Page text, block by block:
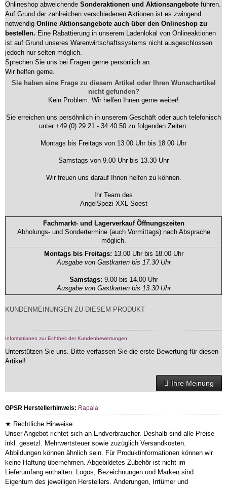
Onlineshop abweichende Sonderaktionen und Aktionsangebote führen.
Auf Grund der zahlreichen verschiedenen Aktionen ist es zwingend
notwendig Online Aktionsangebote auch über den Onlineshop zu
bestellen. Eine Rabattierung in unserem Ladenlokal von Onlineaktionen
ist auf Grund unseres Warenwirtschaftssystems nicht ausgeschlossen
jedoch nur selten möglich.
Sprechen Sie uns bei Fragen gerne persönlich an.
Wir helfen gerne.
Sie haben eine Frage zu diesem Artikel oder Ihren Wunschartikel
nicht gefunden?
Kein Problem. Wir helfen Ihnen gerne weiter!
Sie erreichen uns persöhnlich in unserem Geschäft oder auch telefonisch
unter +49 (0) 29 21 - 34 40 50 zu folgenden Zeiten:
Montags bis Freitags von 13.00 Uhr bis 18.00 Uhr
Samstags von 9.00 Uhr bis 13.30 Uhr
Wir freuen uns darauf Ihnen helfen zu können.
Ihr Team des
AngelSpezi XXL Soest
Fachmarkt- und Lagerverkauf Öffnungszeiten
Abholungs- und Sondertermine (auch Vormittags) nach Absprache
möglich.
Montags bis Freitags: 13.00 Uhr bis 18.00 Uhr
Ausgabe von Gastkarten bis 17.30 Uhr
Samstags: 9.00 bis 14.00 Uhr
Ausgabe von Gastkarten bis 13.30 Uhr
KUNDENMEINUNGEN ZU DIESEM PRODUKT
Informationen zur Echtheit der Kundenbewertungen
Unterstützen Sie uns. Bitte verfassen Sie die erste Bewertung für diesen
Artikel!
Ihre Meinung
GPSR Herstellerhinweis: Rapala
★ Rechtliche Hinweise:
Unser Angebot richtet sich an Endverbraucher. Deshalb sind alle Preise
inkl. gesetzl. Mehrwertsteuer sowie zuzüglich Versandkosten.
Abbildungen können ähnlich sein. Für Produktinformationen können wir
keine Haftung übernehmen. Abgebildetes Zubehör ist nicht im
Lieferumfang enthalten. Logos, Bezeichnungen und Marken sind
Eigentum des jeweiligen Herstellers. Änderungen, Irrtümer und